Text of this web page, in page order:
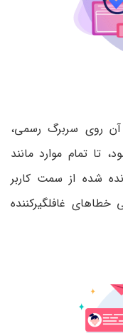
روی سربرگ رسمی،
تا تمام موارد مانند
شده از سمت کاربر
غافلگیرکننده